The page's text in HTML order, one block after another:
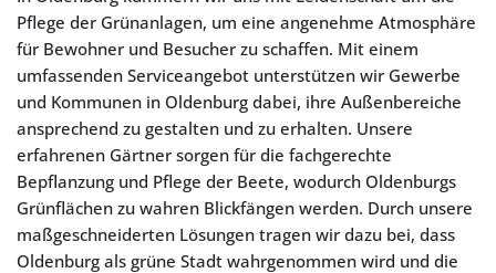
Pflege der Grünanlagen, um eine angenehme Atmosphäre
für Bewohner und Besucher zu schaffen. Mit einem
umfassenden Serviceangebot unterstützen wir Gewerbe
und Kommunen in Oldenburg dabei, ihre Außenbereiche
ansprechend zu gestalten und zu erhalten. Unsere
erfahrenen Gärtner sorgen für die fachgerechte
Bepflanzung und Pflege der Beete, wodurch Oldenburgs
Grünflächen zu wahren Blickfängen werden. Durch unsere
maßgeschneiderten Lösungen tragen wir dazu bei, dass
Oldenburg als grüne Stadt wahrgenommen wird und die